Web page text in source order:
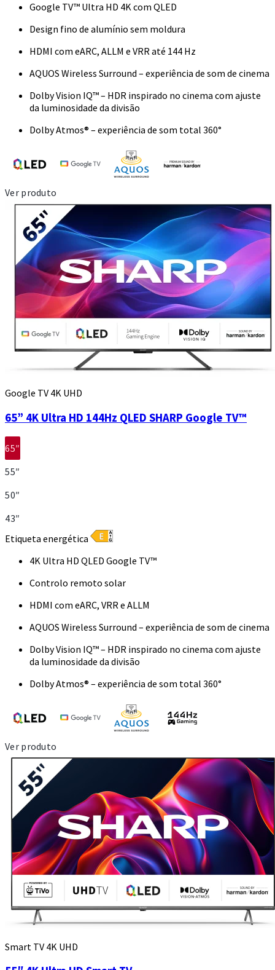
Google TV™ Ultra HD 4K com QLED
Design fino de alumínio sem moldura
HDMI com eARC, ALLM e VRR até 144 Hz
AQUOS Wireless Surround – experiência de som de cinema
Dolby Vision IQ™ – HDR inspirado no cinema com ajuste
da luminosidade da divisão
Dolby Atmos® – experiência de som total 360°
Ver produto
Google TV 4K UHD
65” 4K Ultra HD 144Hz QLED SHARP Google TV™
65″
55″
50″
43″
Etiqueta energética
4K Ultra HD QLED Google TV™
Controlo remoto solar
HDMI com eARC, VRR e ALLM
AQUOS Wireless Surround – experiência de som de cinema
Dolby Vision IQ™ – HDR inspirado no cinema com ajuste
da luminosidade da divisão
Dolby Atmos® – experiência de som total 360°
Ver produto
Smart TV 4K UHD